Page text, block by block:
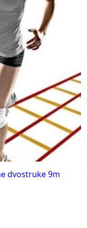
dvostruke 9m